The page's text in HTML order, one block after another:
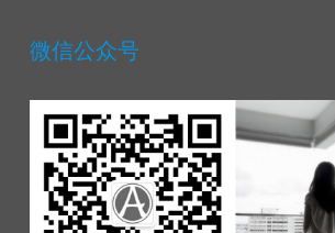
微信公众号